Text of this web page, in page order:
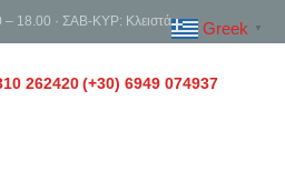
18.00 · ΣΑΒ-ΚΥΡ: Κλειστά
262420(+30) 6949 074937
Greek ▼